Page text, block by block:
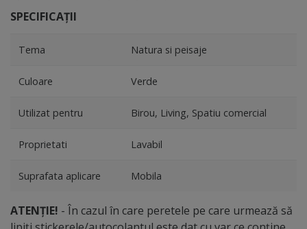
SPECIFICAȚII
Tema Natura si peisaje
Culoare Verde
Utilizat pentru Birou, Living, Spatiu comercial
Proprietati Lavabil
Suprafata aplicare Mobila
ATENȚIE! - În cazul în care peretele pe care urmează să